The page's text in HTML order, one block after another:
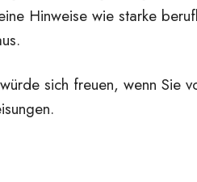
Hinweise wie starke
sich freuen, wenn Sie